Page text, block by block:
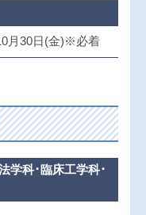
月30日(金)※必着
学科･臨床工学科･